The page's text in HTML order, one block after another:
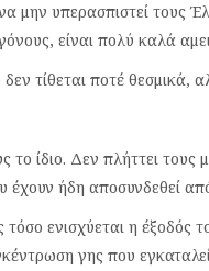
μην υπερασπιστεί τους
είναι πολύ καλά
τίθεται ποτέ θεσμικά,
ίδιο. Δεν πλήττει τους
έχουν ήδη αποσυνδεθεί
ενισχύεται η έξοδός
γης που